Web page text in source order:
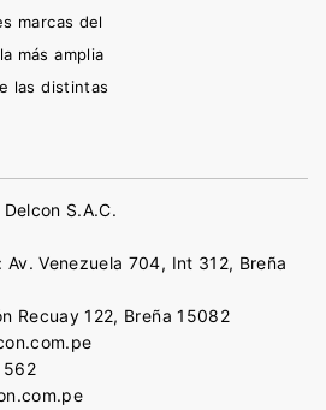
marcas del
más amplia
las distintas
S.A.C.
Av. Venezuela 704, Int 312, Breña
Recuay 122, Breña 15082
562